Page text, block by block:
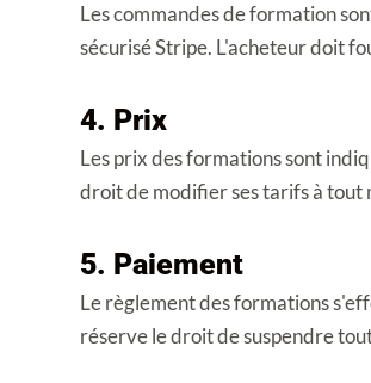
Les commandes de formation
sécurisé Stripe. L'acheteur doit
4. Prix
Les prix des formations sont
droit de modifier ses tarifs à tout
5. Paiement
Le règlement des formations
réserve le droit de suspendre